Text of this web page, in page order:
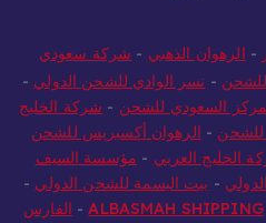
- الرهوان الذهبي - شركة سعودي
للشحن - نسر الوادي للشحن الدولي -
السعودي للشحن - شركة الخليج
للشحن - الرهوان أكسبريس للشحن
الخليج العربي - مؤسسة السيف
- بيت البسمة للشحن الدولي -
ALBASMAH SHIPPING
- الفارس